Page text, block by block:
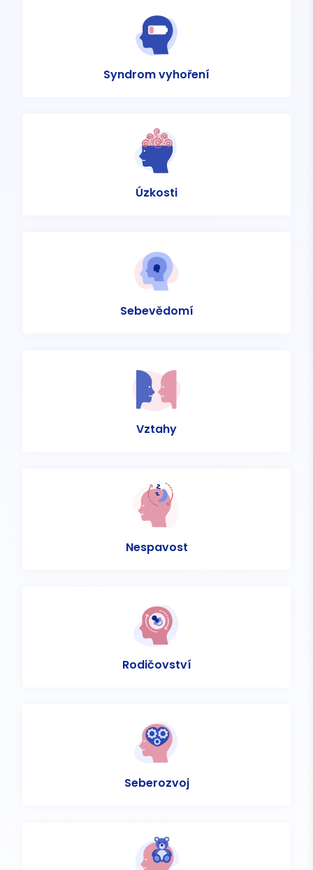
Syndrom vyhoření
Úzkosti
Sebevědomí
Vztahy
Nespavost
Rodičovství
Seberozvoj